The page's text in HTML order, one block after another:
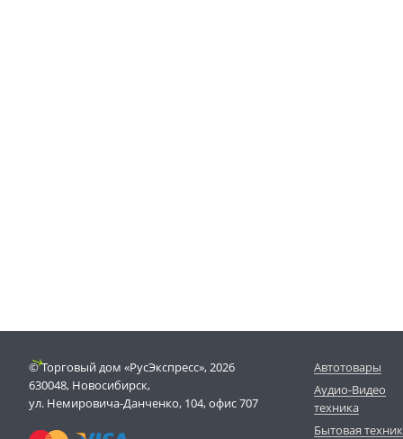
© Торговый дом «РусЭкспресс», 2026
630048, Новосибирск,
ул. Немировича-Данченко, 104, офис 707
Автотовары
Аудио-Видео
техника
Бытовая